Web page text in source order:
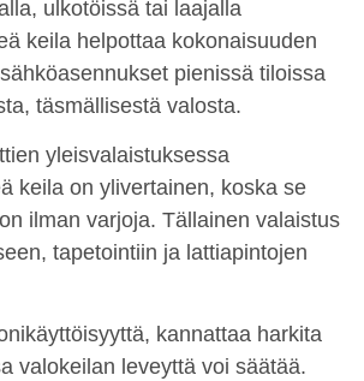
ulkotöissä tai laajalla
keila helpottaa kokonaisuuden
pienissä tiloissa
täsmällisestä valosta.
yleisvalaistuksessa
keila on ylivertainen, koska se
ilman varjoja. Tällainen valaistus
tapetointiin ja lattiapintojen
kannattaa harkita
valokeilan leveyttä voi säätää.